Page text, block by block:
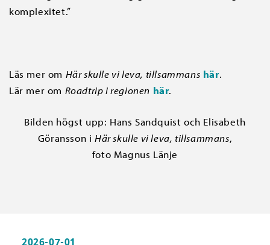
komplexitet.”
Läs mer om Här skulle vi leva, tillsammans här.
Lär mer om Roadtrip i regionen här.
Bilden högst upp: Hans Sandquist och Elisabeth
Göransson i Här skulle vi leva, tillsammans,
foto Magnus Länje